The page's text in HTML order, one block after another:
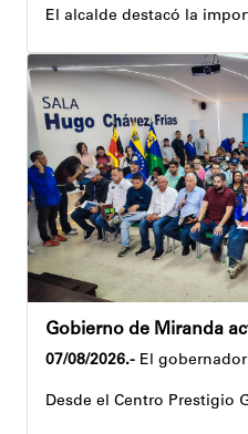
El alcalde destacó la
Asimismo, añadió que
La fuerza trabajadora
En la misma línea,
Con esta programación
07/08/2026.- El
Desde el Centro Prestigio